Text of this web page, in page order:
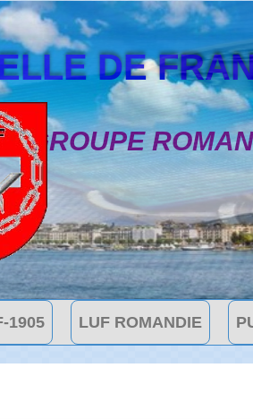
DE
GROUPE
1905 LUF ROMANDIE